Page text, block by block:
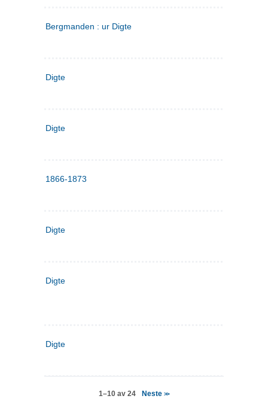
Bergmanden : ur Digte
Digte
Digte
1866-1873
Digte
Digte
Digte
1–10 av 24 Neste>>